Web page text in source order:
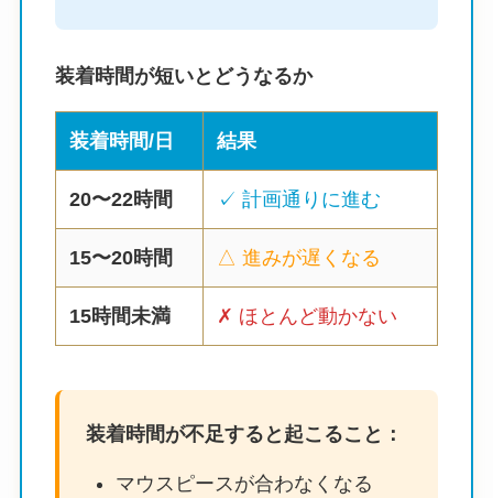
装着時間が短いとどうなるか
装着時間/日 結果
20〜22時間 ✓ 計画通りに進む
15〜20時間 △ 進みが遅くなる
15時間未満 ✗ ほとんど動かない
装着時間が不足すると起こること：
マウスピースが合わなくなる